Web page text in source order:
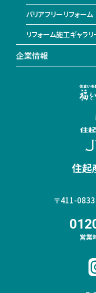
バリアフリーリフォーム
リフォーム施工ギャラリ
企業情報
住起
〒411-0833
営業